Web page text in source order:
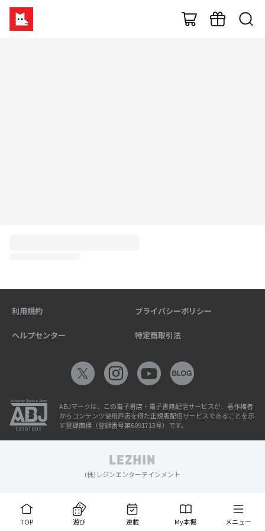
TOP 遊び 連載 My本棚 メニュー
利用規約 プライバシーポリシー
ヘルプセンター 特定商取引法
ABJマークは、この電子書店・電子書籍配信サービスが、著作権者
からコンテンツ使用許諾を得た正規版配信サービスであることを示
す登録商標（登録番号第6091713号）です。
(株)レジンエンターテインメント